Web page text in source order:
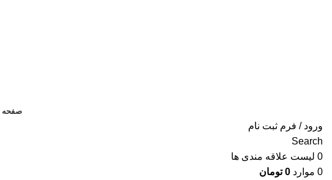
ورود / فرم ثبت نام
Search
0 لیست علاقه مندی ها
0 موارد 0 تومان